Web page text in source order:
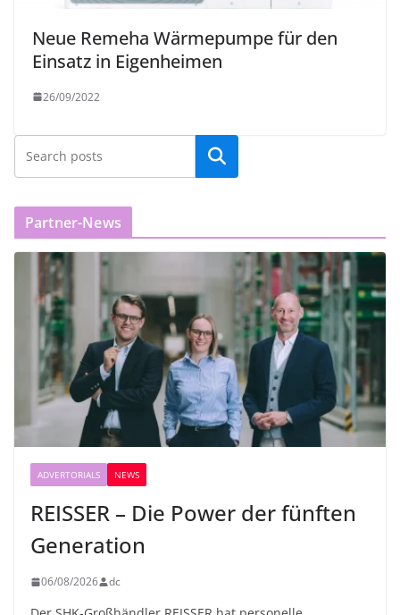
Neue Remeha Wärmepumpe für den
Einsatz in Eigenheimen
26/09/2022
Partner-News
ADVERTORIALS NEWS
REISSER – Die Power der fünften
Generation
06/08/2026 dc